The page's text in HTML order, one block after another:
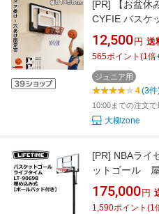
[PR]
【お盆休
CYFIE バスケ
81×58cm ドア
号ボール バス
置 ボール付き
もちゃ バスケ
12,500 円 送
565ポイント (1倍
ジュニア用
4(3件
10:00までの注文
大柳zone
[PR] NBAライ
ットゴール
応 ライフタイ
ルパッド付き
175,000 円
1,590ポイント (1